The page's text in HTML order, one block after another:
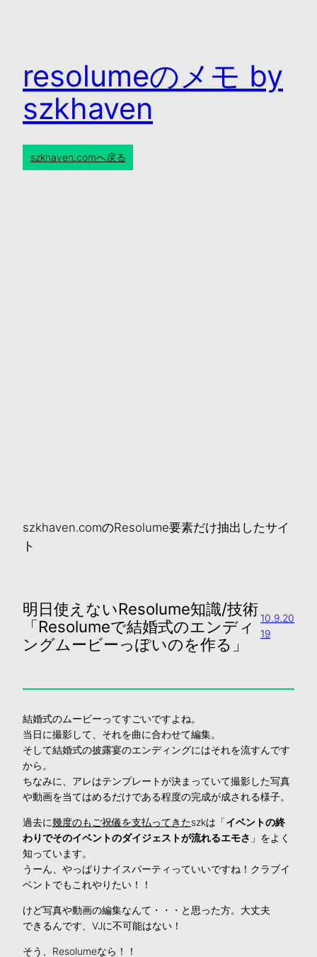
resolumeのメモ by
szkhaven
szkhaven.comへ戻る
szkhaven.comのResolume要素だけ抽出したサイ
ト
明日使えないResolume知識/技術
「Resolumeで結婚式のエンディ
ングムービーっぽいのを作る」
10.9.20
19
結婚式のムービーってすごいですよね。
当日に撮影して、それを曲に合わせて編集。
そして結婚式の披露宴のエンディングにはそれを流すんです
から。
ちなみに、アレはテンプレートが決まっていて撮影した写真
や動画を当てはめるだけである程度の完成が成される様子。
過去に幾度のもご祝儀を支払ってきたszkは「イベントの終
わりでそのイベントのダイジェストが流れるエモさ 」をよく
知っています。
うーん、やっぱりナイスパーティっていいですね！クラブイ
ベントでもこれやりたい！！
けど写真や動画の編集なんて・・・と思った方。大丈夫
できるんです、VJに不可能はない！
そう、Resolumeなら！！